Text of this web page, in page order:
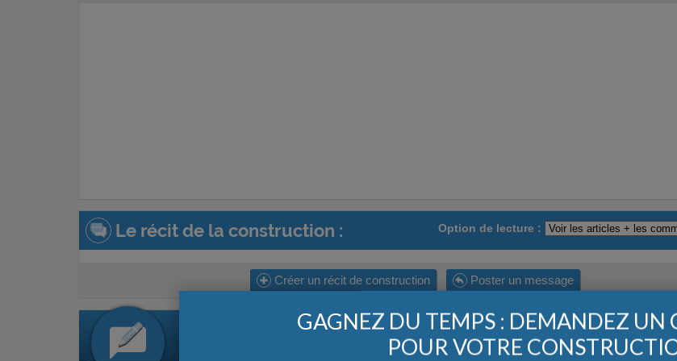
Option de lecture :
Le récit de la construction :
Créer un récit de construction Poster un message
« RÉUNION DE DÉMARRAGE »
GAGNEZ DU TEMPS : DEMANDEZ UN
POUR VOTRE